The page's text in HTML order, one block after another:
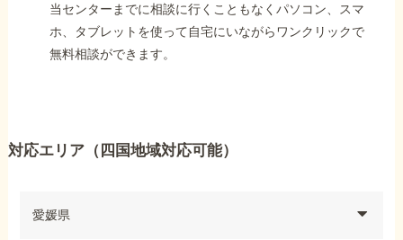
当センターまでに相談に行くこともなくパソコン、スマ
ホ、タブレットを使って自宅にいながらワンクリックで
無料相談ができます。
対応エリア（四国地域対応可能）
愛媛県